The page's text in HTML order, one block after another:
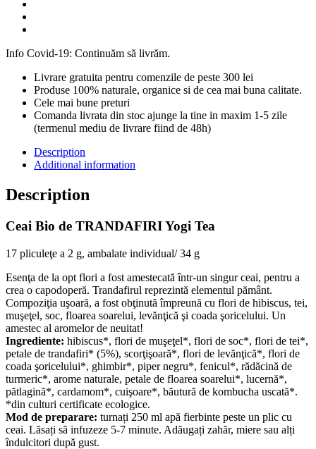
Info Covid-19: Continuăm să livrăm.
Livrare gratuita pentru comenzile de peste 300 lei
Produse 100% naturale, organice si de cea mai buna calitate.
Cele mai bune preturi
Comanda livrata din stoc ajunge la tine in maxim 1-5 zile
(termenul mediu de livrare fiind de 48h)
Description
Additional information
Description
Ceai Bio de TRANDAFIRI Yogi Tea
17 pliculeţe a 2 g, ambalate individual/ 34 g
Esenţa de la opt flori a fost amestecată într-un singur ceai, pentru a
crea o capodoperă. Trandafirul reprezintă elementul pământ.
Compoziţia uşoară, a fost obţinută împreună cu flori de hibiscus, tei,
muşeţel, soc, floarea soarelui, levănţică şi coada şoricelului. Un
amestec al aromelor de neuitat!
Ingrediente: hibiscus*, flori de muşeţel*, flori de soc*, flori de tei*,
petale de trandafiri* (5%), scorţişoară*, flori de levănţică*, flori de
coada şoricelului*, ghimbir*, piper negru*, fenicul*, rădăcină de
turmeric*, arome naturale, petale de floarea soarelui*, lucernă*,
pătlagină*, cardamom*, cuişoare*, băutură de kombucha uscată*.
*din culturi certificate ecologice.
Mod de preparare: turnați 250 ml apă fierbinte peste un plic cu
ceai. Lăsați să infuzeze 5-7 minute. Adăugați zahăr, miere sau alți
îndulcitori după gust.